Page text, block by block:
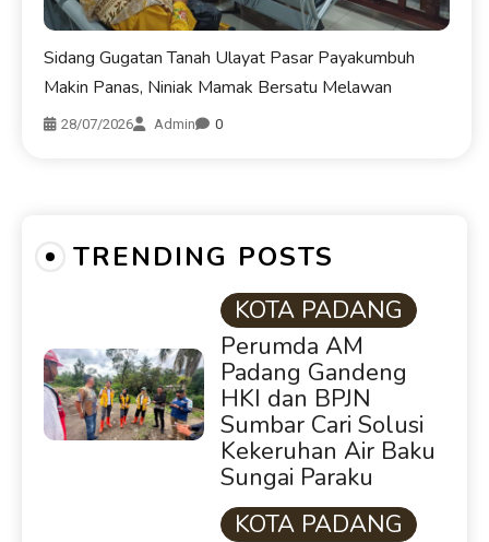
Sidang Gugatan Tanah Ulayat Pasar Payakumbuh
Makin Panas, Niniak Mamak Bersatu Melawan
28/07/2026 Admin 0
TRENDING POSTS
KOTA PADANG
Perumda AM
Padang Gandeng
HKI dan BPJN
Sumbar Cari Solusi
Kekeruhan Air Baku
Sungai Paraku
KOTA PADANG